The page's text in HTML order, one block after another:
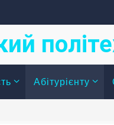
Абітурієнту